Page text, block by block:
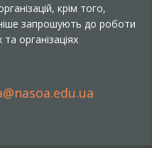
крім того,
запрошують до роботи
організаціях